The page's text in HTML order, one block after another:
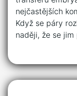
nejčastějších
Když se páry
naději, že se